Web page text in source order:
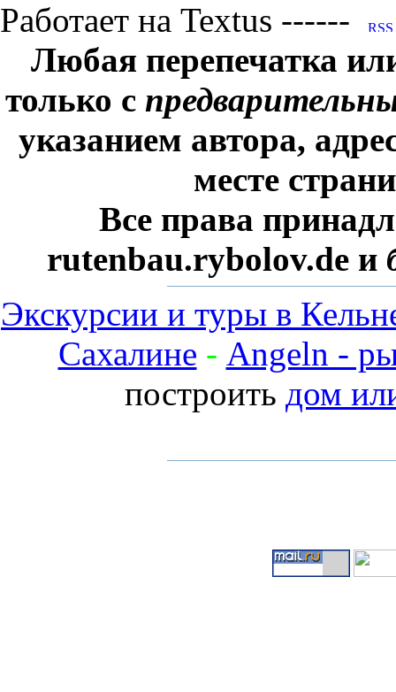
Работает на Textus ------
Любая перепечатка
только с
указанием автора,
месте
Все права
rutenbau.rybolov.de и
Экскурсии и туры в
Сахалине - Angeln -
построить дом